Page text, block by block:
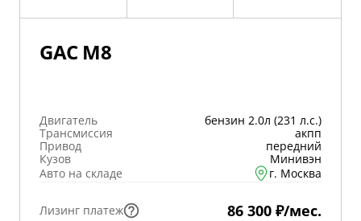
GAC M8
Двигатель
бензин 2.0л (231 л.с.)
Трансмиссия
акпп
Привод
передний
Кузов
Минивэн
Авто на складе
г. Москва
Лизинг платеж 86 300 ₽/мес.